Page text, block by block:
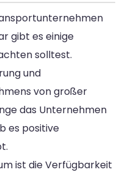
gibt es einige
solltest.
und
von großer
das Unternehmen
es positive
ist die Verfügbarkeit